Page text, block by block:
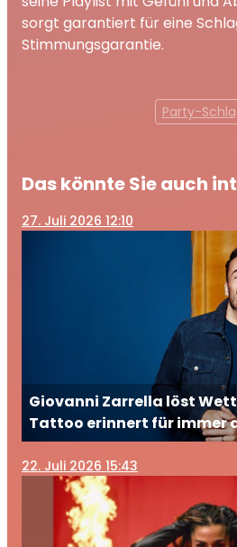
sorgt garantiert für eine
Stimmungsgarantie.
Party-
Das könnte Sie auch
27. Juli 2026 12:10
Giovanni Zarrella löst
Tattoo erinnert für immer
Brüder
22. Juli 2026 15:43